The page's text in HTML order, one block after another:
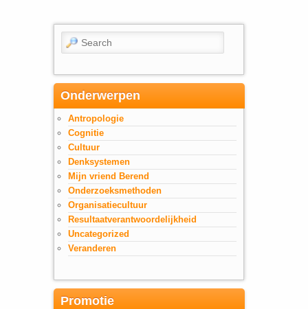
Search
Onderwerpen
Antropologie
Cognitie
Cultuur
Denksystemen
Mijn vriend Berend
Onderzoeksmethoden
Organisatiecultuur
Resultaatverantwoordelijkheid
Uncategorized
Veranderen
Promotie